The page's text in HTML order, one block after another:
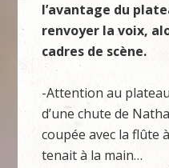
l’avantage du
renvoyer la voix,
cadres de scène.
-Attention au
d’une chute de
coupée avec la flûte
tenait à la main…